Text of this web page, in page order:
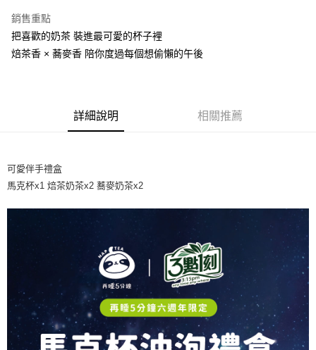
※ 請注意：結帳手續完成當下不需立刻繳費，但若您需要取消訂單，請聯絡
購買商品的店家。未經商家同意取消之訂單仍視為有效，需透過AFTEE先享
※ 交易是否成功請以「AFTEE先享後付 」之結帳頁面顯示為準，若有關於
１．透過由恩沛科技股份有限公司提供之「AFTEE先享後付」服務完成之交
易，需依本服務之必要範圍內提供個人資料，並將交易相關給付款項請求債
https://aftee.tw/terms/#terms3
３．未成年的使用者請事先徵得法定代理人或監護人之同意方可使用
任。
４．使用「AFTEE先享後付」時，將依據個別帳號之用戶狀況，依本公司即
時審查核予不同之上限額度；若仍有額度不足之情形，本公司將視審查結果
請求用戶進行身份認證。
５．嚴禁一人註冊多個帳號或使用他人資訊註冊。若發現惡意使用之情形，
恩沛科技股份有限公司將有權停止該用戶之使用額度並採取法律行動。
X不開放萊爾富取貨
每筆NT$9,999
7-11取貨付款
每筆NT$60，滿NT$699(含以上)免運費
每筆NT$100，滿NT$1,000(含以上)免運費
離島宅配
每筆NT$220，滿NT$2,000(含以上)免運費
查看運費
銷售重點
把喜歡的奶茶 裝進最可愛的杯子裡
焙茶香 × 蕎麥香 陪你度過每個想偷懶的午後
詳細說明 相關推薦
可愛伴手禮盒
馬克杯x1 焙茶奶茶x2 蕎麥奶茶x2